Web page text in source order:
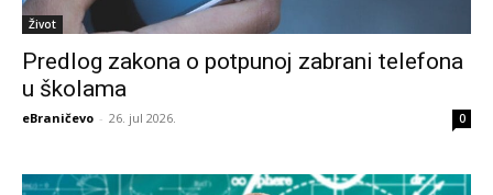
Život
Predlog zakona o potpunoj zabrani telefona
u školama
eBraničevo - 26. jul 2026. 0